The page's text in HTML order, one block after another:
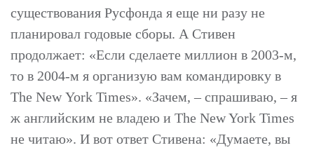
существования Русфонда я еще ни разу не
планировал годовые сборы. А Стивен
продолжает: «Если сделаете миллион в 2003-м,
то в 2004-м я организую вам командировку в
The New York Times». «Зачем, – спрашиваю, – я
ж английским не владею и The New York Times
не читаю». И вот ответ Стивена: «Думаете, вы